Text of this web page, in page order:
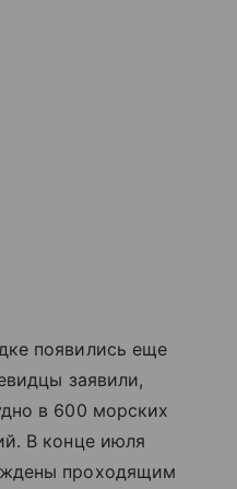
появились еще
заявили,
в 600 морских
В конце июля
проходящим